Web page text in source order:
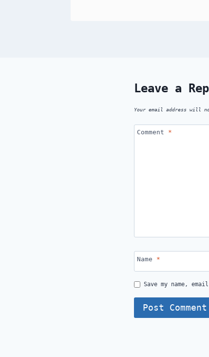
Leave a
Your email address will
Comment *
Name *
Save my name,